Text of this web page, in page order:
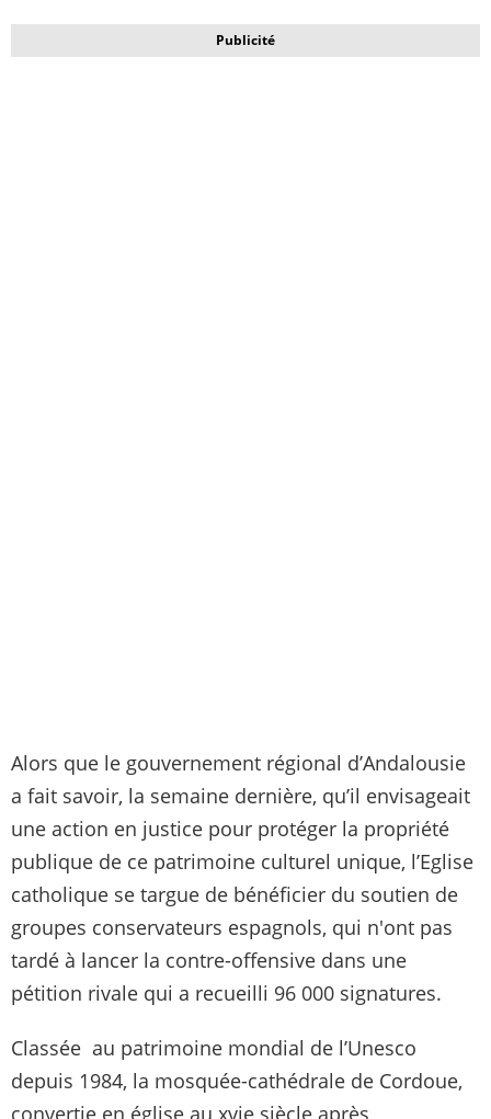
Publicité
Alors que le gouvernement régional d’Andalousie
a fait savoir, la semaine dernière, qu’il envisageait
une action en justice pour protéger la propriété
publique de ce patrimoine culturel unique, l’Eglise
catholique se targue de bénéficier du soutien de
groupes conservateurs espagnols, qui n'ont pas
tardé à lancer la contre-offensive dans une
pétition rivale qui a recueilli 96 000 signatures.
Classée au patrimoine mondial de l’Unesco
depuis 1984, la mosquée-cathédrale de Cordoue,
convertie en église au xvie siècle après